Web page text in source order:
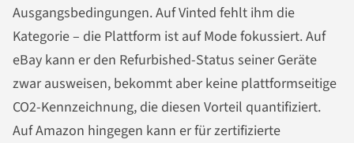
Ausgangsbedingungen. Auf Vinted fehlt ihm die
Kategorie – die Plattform ist auf Mode fokussiert. Auf
eBay kann er den Refurbished-Status seiner Geräte
zwar ausweisen, bekommt aber keine plattformseitige
CO2-Kennzeichnung, die diesen Vorteil quantifiziert.
Auf Amazon hingegen kann er für zertifizierte